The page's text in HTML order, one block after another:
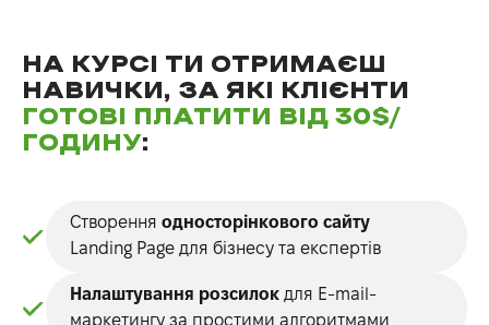
НА КУРСІ ТИ ОТРИМАЄШ
НАВИЧКИ, ЗА ЯКІ КЛІЄНТИ
ГОТОВІ ПЛАТИТИ ВІД 30$/
ГОДИНУ:
Створення односторінкового сайту
Landing Page для бізнесу та експертів
Налаштування розсилок для E-mail-
маркетингу за простими алгоритмами